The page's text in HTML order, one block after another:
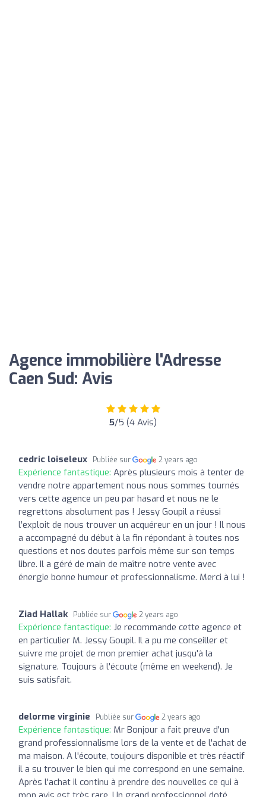
Agence immobilière l'Adresse
Caen Sud: Avis
5/5 (4 Avis)
cedric loiseleux Publiée sur 2 years ago
Expérience fantastique: Après plusieurs mois à tenter de
vendre notre appartement nous nous sommes tournés
vers cette agence un peu par hasard et nous ne le
regrettons absolument pas ! Jessy Goupil a réussi
l’exploit de nous trouver un acquéreur en un jour ! Il nous
a accompagné du début à la fin répondant à toutes nos
questions et nos doutes parfois même sur son temps
libre. Il a géré de main de maître notre vente avec
énergie bonne humeur et professionnalisme. Merci à lui !
Ziad Hallak Publiée sur 2 years ago
Expérience fantastique: Je recommande cette agence et
en particulier M. Jessy Goupil. Il a pu me conseiller et
suivre me projet de mon premier achat jusqu'à la
signature. Toujours à l'écoute (même en weekend). Je
suis satisfait.
delorme virginie Publiée sur 2 years ago
Expérience fantastique: Mr Bonjour a fait preuve d'un
grand professionnalisme lors de la vente et de l'achat de
ma maison. A l'écoute, toujours disponible et très réactif
il a su trouver le bien qui me correspond en une semaine.
Après l'achat il continu à prendre des nouvelles ce qui à